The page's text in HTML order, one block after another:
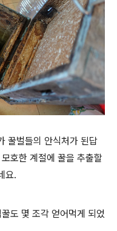
꿀벌들의 안식처가 된답
호한 계절에 꿀을 추출할
요.
도 몇 조각 얻어먹게 되었